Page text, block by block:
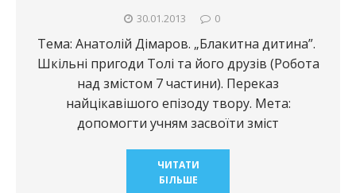
30.01.2013 0
Тема: Анатолій Дімаров. „Блакитна дитина”.
Шкільні пригоди Толі та його друзів (Робота
над змістом 7 частини). Переказ
найцікавішого епізоду твору. Мета:
допомогти учням засвоїти зміст
ЧИТАТИ
БІЛЬШЕ